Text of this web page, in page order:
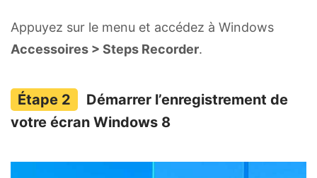
Appuyez sur le menu et accédez à Windows
Accessoires > Steps Recorder.
Démarrer l’enregistrement de
votre écran Windows 8